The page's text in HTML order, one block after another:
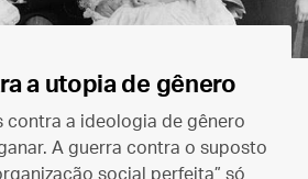
a utopia de gênero
contra a ideologia de gênero
A guerra contra o suposto
social perfeita” só